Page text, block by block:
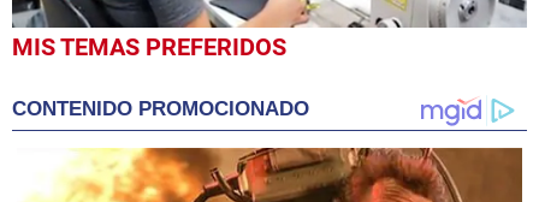
0
seconds
seconds
MIS TEMAS PREFERIDOS
CONTENIDO PROMOCIONADO